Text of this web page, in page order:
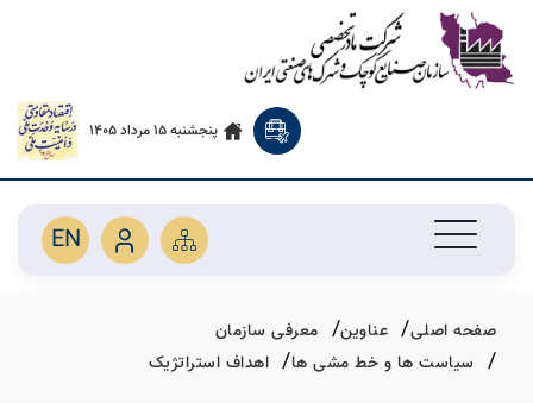
پنجشنبه 15 مرداد 1405
EN
صفحه اصلی عناوین
معرفی سازمان
سیاست ها و خط مشی ها
اهداف استراتژیک